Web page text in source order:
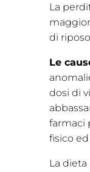
La
di
Le
dosi di
farmaci
fisico
La